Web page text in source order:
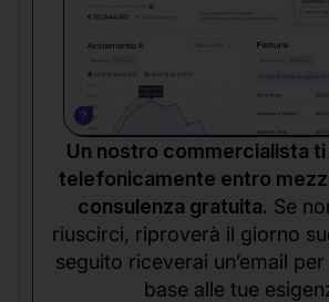
Un nostro commercialista
telefonicamente entro
consulenza gratuita. Se
riuscirci, riproverà il giorno
seguito riceverai un’email
base alle tue